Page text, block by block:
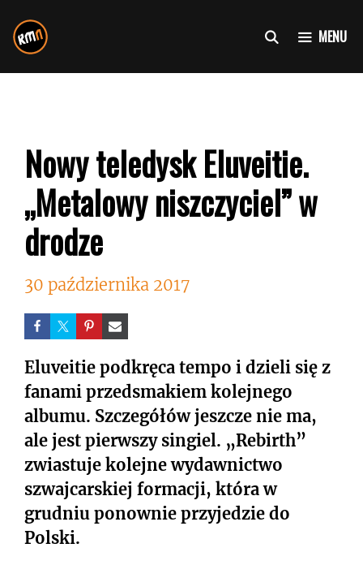
do
treści
MENU
Nowy teledysk Eluveitie.
„Metalowy niszczyciel” w
drodze
30 października 2017
Eluveitie podkręca tempo i dzieli się z
fanami przedsmakiem kolejnego
albumu. Szczegółów jeszcze nie ma,
ale jest pierwszy singiel. „Rebirth”
zwiastuje kolejne wydawnictwo
szwajcarskiej formacji, która w
grudniu ponownie przyjedzie do
Polski.